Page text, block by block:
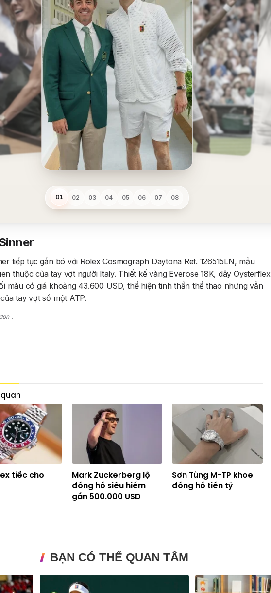
01 02 03 04 05 06 07 08
tiếp tục gắn bó với Rolex Cosmograph Daytona Ref. 126515LN, mẫu
thuộc của tay vợt người Italy. Thiết kế vàng Everose 18K, dây Oysterflex
màu có giá khoảng 43.600 USD, thể hiện tinh thần thể thao nhưng vẫn
tay vợt số một ATP.
tiếc cho
Mark Zuckerberg lộ
đồng hồ siêu hiếm
gần 500.000 USD
Sơn Tùng M-TP khoe
đồng hồ tiền tỷ
BẠN CÓ THỂ QUAN TÂM